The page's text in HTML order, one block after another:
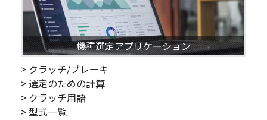
機種選定アプリケーション
> クラッチ/ブレーキ
> 選定のための計算
> クラッチ用語
> 型式一覧